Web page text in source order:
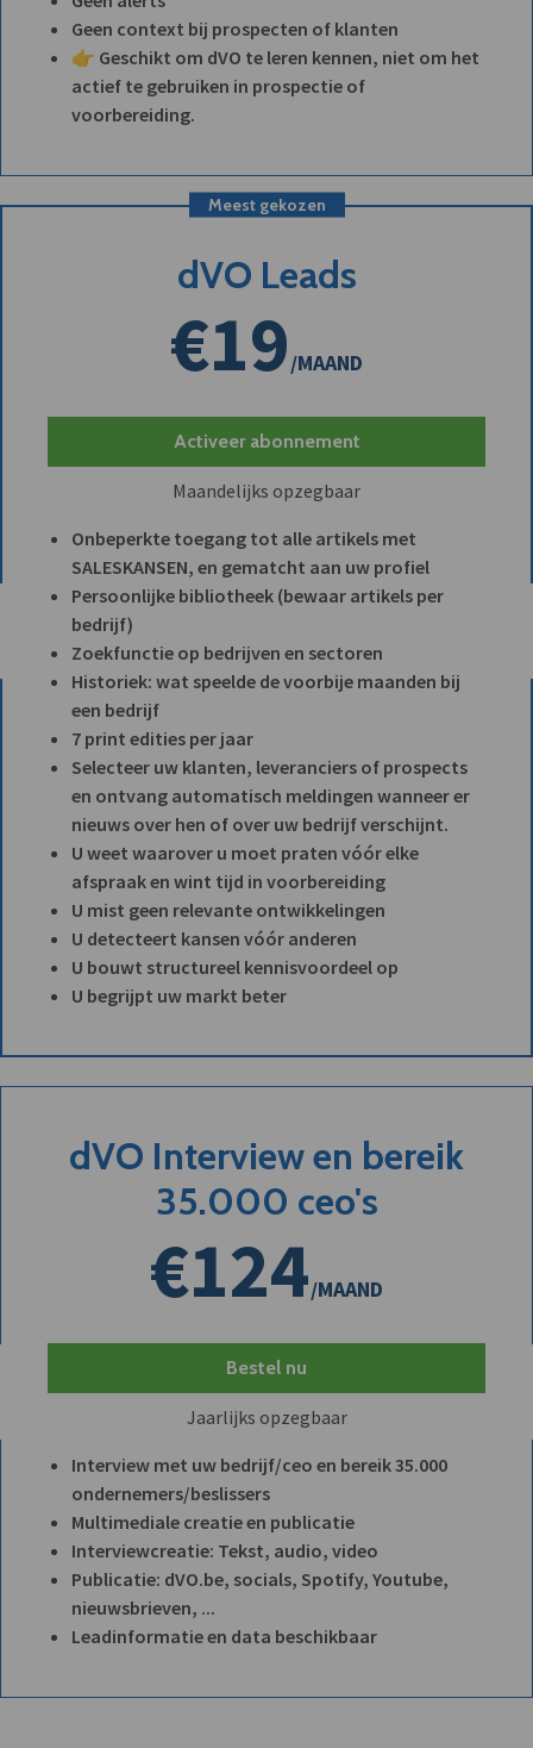
Geen context bij prospecten of klanten
👉 Geschikt om dVO te leren kennen, niet om het
actief te gebruiken in prospectie of
voorbereiding.
Meest gekozen
dVO Leads
€19/MAAND
Activeer abonnement
Maandelijks opzegbaar
Onbeperkte toegang tot alle artikels met
SALESKANSEN, en gematcht aan uw profiel
Persoonlijke bibliotheek (bewaar artikels per
bedrijf)
Zoekfunctie op bedrijven en sectoren
Historiek: wat speelde de voorbije maanden bij
een bedrijf
7 print edities per jaar
Selecteer uw klanten, leveranciers of prospects
en ontvang automatisch meldingen wanneer er
nieuws over hen of over uw bedrijf verschijnt.
U weet waarover u moet praten vóór elke
afspraak en wint tijd in voorbereiding
U mist geen relevante ontwikkelingen
U detecteert kansen vóór anderen
U bouwt structureel kennisvoordeel op
U begrijpt uw markt beter
dVO Interview en bereik
35.000 ceo's
€124/MAAND
Bestel nu
Jaarlijks opzegbaar
Interview met uw bedrijf/ceo en bereik 35.000
ondernemers/beslissers
Multimediale creatie en publicatie
Interviewcreatie: Tekst, audio, video
Publicatie: dVO.be, socials, Spotify, Youtube,
nieuwsbrieven, ...
Leadinformatie en data beschikbaar